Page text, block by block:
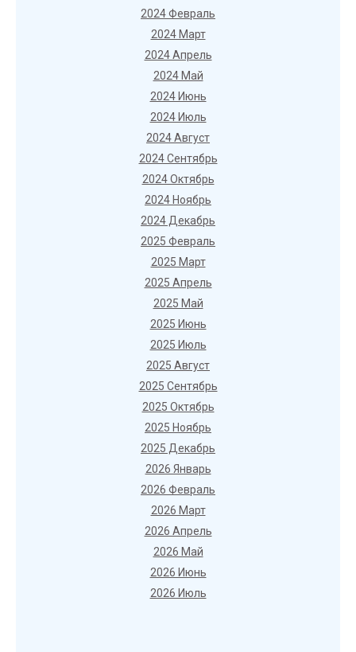
2024 Февраль
2024 Март
2024 Апрель
2024 Май
2024 Июнь
2024 Июль
2024 Август
2024 Сентябрь
2024 Октябрь
2024 Ноябрь
2024 Декабрь
2025 Февраль
2025 Март
2025 Апрель
2025 Май
2025 Июнь
2025 Июль
2025 Август
2025 Сентябрь
2025 Октябрь
2025 Ноябрь
2025 Декабрь
2026 Январь
2026 Февраль
2026 Март
2026 Апрель
2026 Май
2026 Июнь
2026 Июль